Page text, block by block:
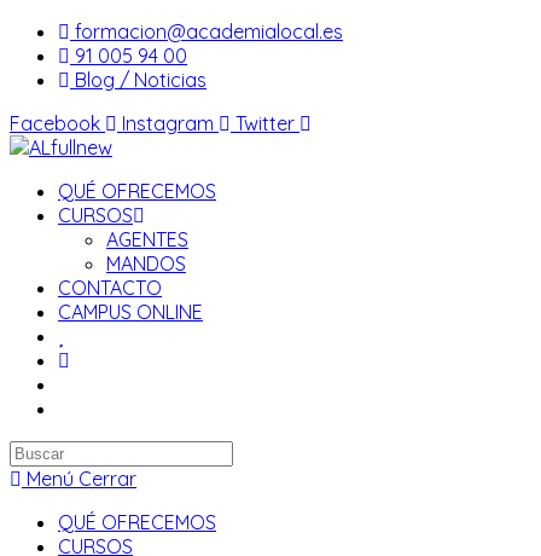
Saltar
contenido
formacion@academialocal.es
91 005 94 00
Blog / Noticias
Facebook
Instagram Twitter
QUÉ OFRECEMOS
CURSOS
AGENTES
MANDOS
CONTACTO
CAMPUS ONLINE
Buscar
en
web
Menú Cerrar
QUÉ OFRECEMOS
CURSOS